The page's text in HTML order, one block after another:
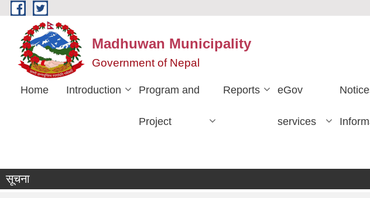
Skip to main content
Madhuwan Municipality
Government of Nepal
Home Introduction Program and
Project
Reports eGov
services
सूचना